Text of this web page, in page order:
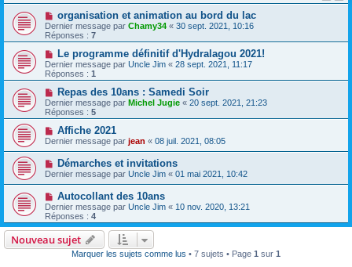
organisation et animation au bord du lac
Dernier message par Chamy34 « 30 sept. 2021, 10:16
Réponses : 7
Le programme définitif d'Hydralagou 2021!
Dernier message par Uncle Jim « 28 sept. 2021, 11:17
Réponses : 1
Repas des 10ans : Samedi Soir
Dernier message par Michel Jugie « 20 sept. 2021, 21:23
Réponses : 5
Affiche 2021
Dernier message par jean « 08 juil. 2021, 08:05
Démarches et invitations
Dernier message par Uncle Jim « 01 mai 2021, 10:42
Autocollant des 10ans
Dernier message par Uncle Jim « 10 nov. 2020, 13:21
Réponses : 4
Nouveau sujet
Marquer les sujets comme lus • 7 sujets • Page 1 sur 1